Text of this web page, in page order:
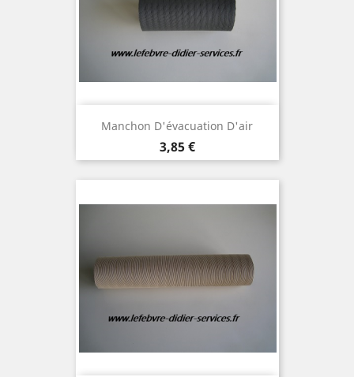
Manchon D'évacuation D'air
Prix
3,85 €